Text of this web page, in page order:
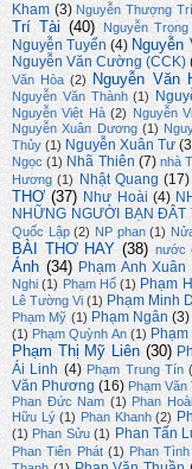
Kham (3) Nguyễn Thượng Trí
Trí Tài (40) Nguyễn
Nguyễn Tuyển (4) Nguyễn
Nguyễn Văn Cường (CCK)
Văn Hòa (2) Nguyễn Văn
Nguyễn Văn Thành (1)
Nguyễn Việt Hà (2) Nguyễn
Nguyễn Xuân Dương (1)
Thủy (1) Nguyễn Xuân Tư
Ngọc (1) Nhã Thiên (7) nhà
Hương (1) Nhật Quang (17)
THƠ (37) Như Hoài (4)
NHỮNG NGƯỜI BẠN ĐÂT
Quốc Lập (2) NP phan (1)
BÀI THƠ HAY (38) nước
Ánh (34) Phạm Anh Xuân
Nghi (1) Phạm Hổ (1) Phạm
Lê Tường Vi (1) Phạm Minh
Phạm Mỹ (1) Phạm Ngân (3)
(1) Phạm Quỳnh An (1)
Phạm Thị Mỹ Liên (30)
Ái Linh (4) Phạm Trung Tín
Văn Phương (16) Phạm Văn
Phan Đức Nam (1) Phan
Hữu Lý (1) Phan Khanh (2)
(1) Phan Sửu (1) Phan Tấn
Phan Tiên Phát (1) Phan Tình